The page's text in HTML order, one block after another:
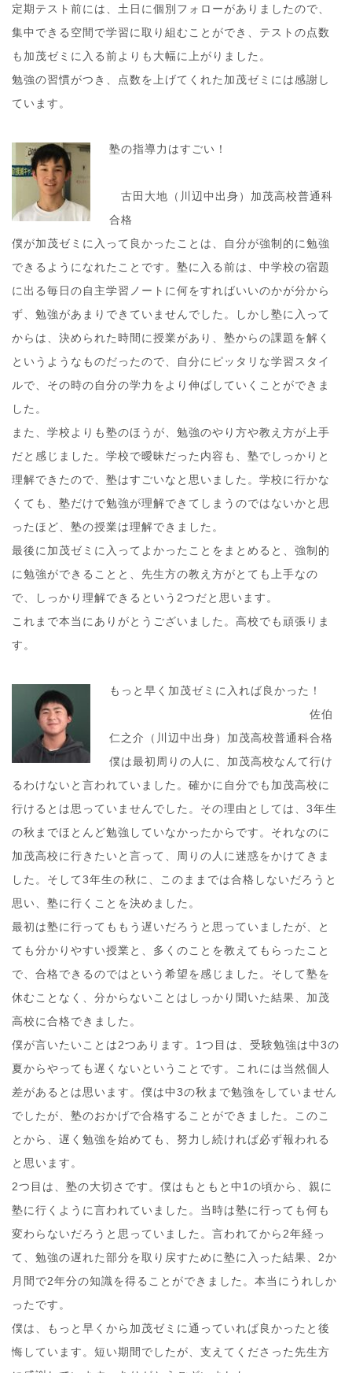
定期テスト前には、土日に個別フォローがありましたので、
集中できる空間で学習に取り組むことができ、テストの点数
も加茂ゼミに入る前よりも大幅に上がりました。
勉強の習慣がつき、点数を上げてくれた加茂ゼミには感謝し
ています。
塾の指導力はすごい！
古田大地（川辺中出身）加茂高校普通科
合格
僕が加茂ゼミに入って良かったことは、自分が強制的に勉強
できるようになれたことです。塾に入る前は、中学校の宿題
に出る毎日の自主学習ノートに何をすればいいのかが分から
ず、勉強があまりできていませんでした。しかし塾に入って
からは、決められた時間に授業があり、塾からの課題を解く
というようなものだったので、自分にピッタリな学習スタイ
ルで、その時の自分の学力をより伸ばしていくことができま
した。
また、学校よりも塾のほうが、勉強のやり方や教え方が上手
だと感じました。学校で曖昧だった内容も、塾でしっかりと
理解できたので、塾はすごいなと思いました。学校に行かな
くても、塾だけで勉強が理解できてしまうのではないかと思
ったほど、塾の授業は理解できました。
最後に加茂ゼミに入ってよかったことをまとめると、強制的
に勉強ができることと、先生方の教え方がとても上手なの
で、しっかり理解できるという2つだと思います。
これまで本当にありがとうございました。高校でも頑張りま
す。
もっと早く加茂ゼミに入れば良かった！
佐伯
仁之介（川辺中出身）加茂高校普通科合格
僕は最初周りの人に、加茂高校なんて行け
るわけないと言われていました。確かに自分でも加茂高校に
行けるとは思っていませんでした。その理由としては、3年生
の秋までほとんど勉強していなかったからです。それなのに
加茂高校に行きたいと言って、周りの人に迷惑をかけてきま
した。そして3年生の秋に、このままでは合格しないだろうと
思い、塾に行くことを決めました。
最初は塾に行ってももう遅いだろうと思っていましたが、と
ても分かりやすい授業と、多くのことを教えてもらったこと
で、合格できるのではという希望を感じました。そして塾を
休むことなく、分からないことはしっかり聞いた結果、加茂
高校に合格できました。
僕が言いたいことは2つあります。1つ目は、受験勉強は中3の
夏からやっても遅くないということです。これには当然個人
差があるとは思います。僕は中3の秋まで勉強をしていません
でしたが、塾のおかげで合格することができました。このこ
とから、遅く勉強を始めても、努力し続ければ必ず報われる
と思います。
2つ目は、塾の大切さです。僕はもともと中1の頃から、親に
塾に行くように言われていました。当時は塾に行っても何も
変わらないだろうと思っていました。言われてから2年経っ
て、勉強の遅れた部分を取り戻すために塾に入った結果、2か
月間で2年分の知識を得ることができました。本当にうれしか
ったです。
僕は、もっと早くから加茂ゼミに通っていれば良かったと後
悔しています。短い期間でしたが、支えてくださった先生方